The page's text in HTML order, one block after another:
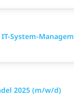
System-
2025 (m/w/d)